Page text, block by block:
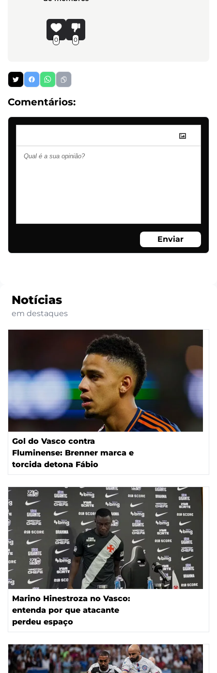
0 0
Comentários:
Enviar
Notícias
em destaques
Gol do Vasco contra
Fluminense: Brenner marca e
torcida detona Fábio
Marino Hinestroza no Vasco:
entenda por que atacante
perdeu espaço